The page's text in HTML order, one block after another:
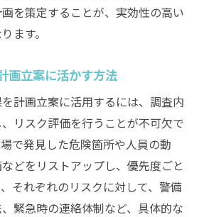
を策定することが、実効性の高い
ます。
画立案に活かす方法
計画立案に活用するには、調査内
リスク評価を行うことが不可欠で
で発見した危険箇所や人員の動
どをリストアップし、優先度ごと
それぞれのリスクに対して、警備
緊急時の連絡体制など、具体的な